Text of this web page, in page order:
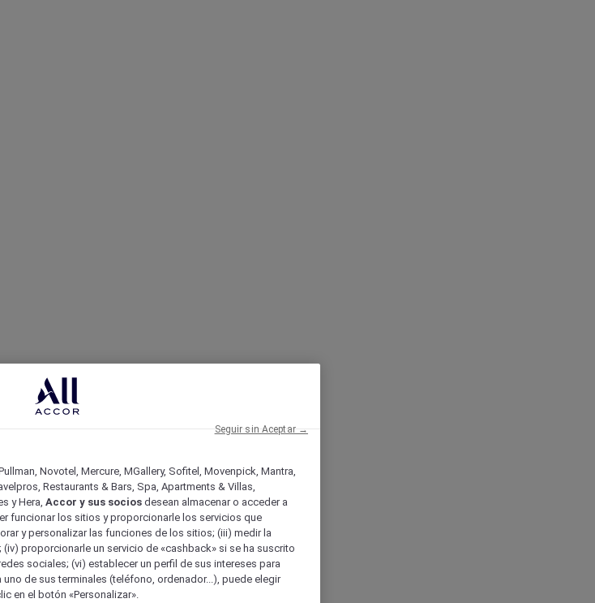
Novotel, Mercure, MGallery, Sofitel, Movenpick, Mantra,
Restaurants & Bars, Spa, Apartments & Villas,
y Hera, Accor y sus socios desean almacenar o acceder a
funcionar los sitios y proporcionarle los servicios que
y personalizar las funciones de los sitios; (iii) medir la
proporcionarle un servicio de «cashback» si se ha suscrito
sociales; (vi) establecer un perfil de sus intereses para
de sus terminales (teléfono, ordenador...), puede elegir
en el botón «Personalizar».
Seguir sin Aceptar →